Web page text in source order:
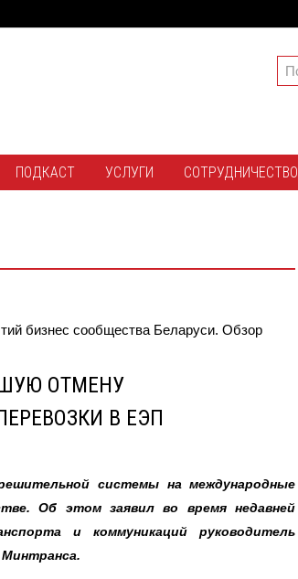
ПОДКАСТ УСЛУГИ СОТРУДНИЧЕСТВО
бизнес сообщества Беларуси. Обзор
ОТМЕНУ
В ЕЭП
системы на международные
Об этом заявил во время недавней
и коммуникаций руководитель